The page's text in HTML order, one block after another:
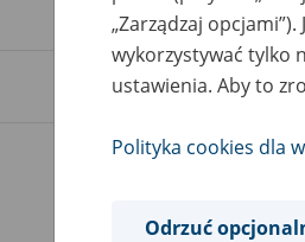
Event
„Zarządzaj
wykorzystywać tylko
ustawienia. Aby to
Polityka cookies dla
Odrzuć